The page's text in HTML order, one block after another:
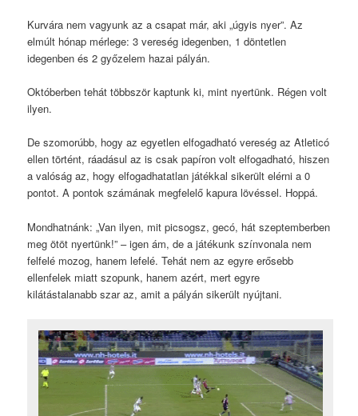
Kurvára nem vagyunk az a csapat már, aki „úgyis nyer”. Az
elmúlt hónap mérlege: 3 vereség idegenben, 1 döntetlen
idegenben és 2 győzelem hazai pályán.
Októberben tehát többször kaptunk ki, mint nyertünk. Régen volt
ilyen.
De szomorúbb, hogy az egyetlen elfogadható vereség az Atleticó
ellen történt, ráadásul az is csak papíron volt elfogadható, hiszen
a valóság az, hogy elfogadhatatlan játékkal sikerült elérni a 0
pontot. A pontok számának megfelelő kapura lövéssel. Hoppá.
Mondhatnánk: „Van ilyen, mit picsogsz, gecó, hát szeptemberben
meg ötöt nyertünk!” – igen ám, de a játékunk színvonala nem
felfelé mozog, hanem lefelé. Tehát nem az egyre erősebb
ellenfelek miatt szopunk, hanem azért, mert egyre
kilátástalanabb szar az, amit a pályán sikerült nyújtani.